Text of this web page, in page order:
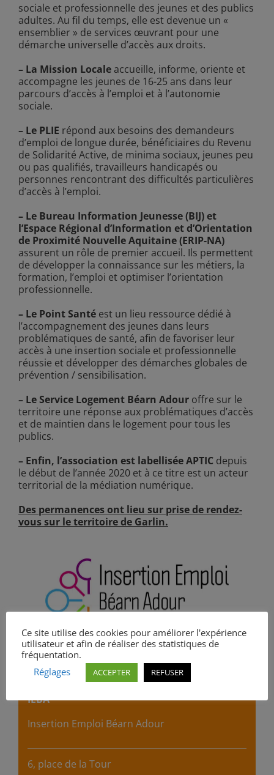
sociale et professionnelle des jeunes et des publics
adultes. Au fil du temps, elle est devenue un «
ensemblier » de services œuvrant pour une
démarche universelle d’accès aux droits.
– La Mission Locale accueille, informe, oriente et
accompagne les jeunes de 16-25 ans dans leur
parcours d’accès à l’emploi et à l’autonomie
sociale.
– Le PLIE répond aux besoins des demandeurs
d’emploi de longue durée, bénéficiaires du Revenu
de Solidarité Active, de minima sociaux, jeunes peu
ou pas qualifiés, travailleurs handicapés ou
personnes rencontrant des difficultés particulières
d’accès à l’emploi.
– Le Bureau Information Jeunesse (BIJ) et
l’Espace Régional d’Information et d’Orientation
de Proximité Nouvelle Aquitaine (ERIP-NA)
assurent un rôle de premier accueil. Ils permettent
de développer la connaissance sur les métiers, la
formation, l’emploi et optimiser l’orientation
professionnelle.
– Le Point Santéest un lieu ressource dédié à
l’accompagnement des jeunes dans leurs
problématiques de santé, afin de favoriser leur
accès à une insertion sociale et professionnelle
réussie et développer des démarches globales de
prévention / sensibilisation.
– Le Service Logement Béarn Adour offre sur le
territoire une réponse aux problématiques d’accès
et de maintien dans le logement pour tous les
publics.
– Enfin, l’association est labelliséeAPTIC depuis
le début de l’année 2020 et à ce titre est un acteur
territorial de la médiation numérique.
Des permanences ont lieu sur prise de rendez-
vous sur le territoire de Garlin.
Infos pratiques :
IEBA
Insertion Emploi Béarn Adour
6, place de la Tour
Ce site utilise des cookies pour améliorer l'expérience
utilisateur et afin de réaliser des statistiques de
fréquentation.
Réglages
ACCEPTER REFUSER